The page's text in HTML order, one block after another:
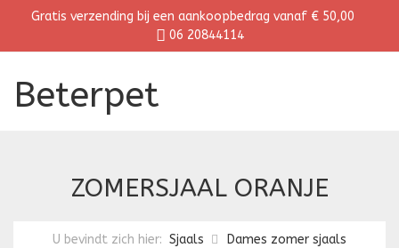
Gratis verzending bij een aankoopbedrag vanaf € 50,00
06 20844114
Beterpet
ZOMERSJAAL ORANJE
U bevindt zich hier: Sjaals
Dames zomer sjaals